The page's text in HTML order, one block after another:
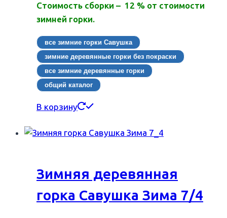
Стоимость сборки – 12 % от стоимости
зимней горки.
все зимние горки Савушка
зимние деревянные горки без покраски
все зимние деревянные горки
общий каталог
В корзину
Зимняя деревянная
горка Савушка Зима 7/4